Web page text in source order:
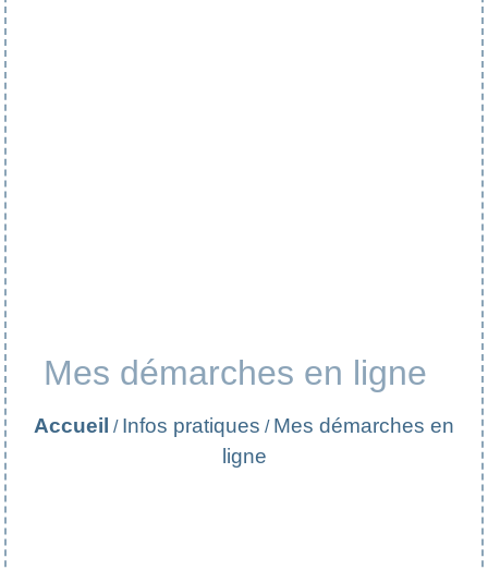
Mes démarches en ligne
Accueil / Infos pratiques / Mes démarches en
ligne